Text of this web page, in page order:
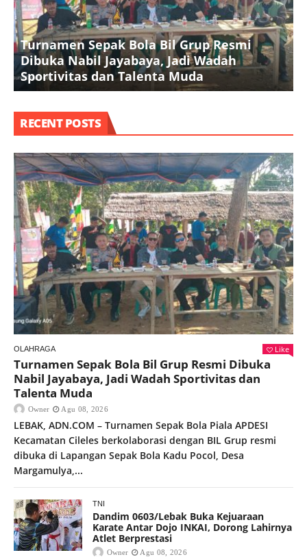
Turnamen Sepak Bola Bil Grup Resmi
Dibuka Nabil Jayabaya, Jadi Wadah
Sportivitas dan Talenta Muda
RECENT POSTS
OLAHRAGA Like
Turnamen Sepak Bola Bil Grup Resmi Dibuka
Nabil Jayabaya, Jadi Wadah Sportivitas dan
Talenta Muda
Owner Agu 08, 2026
LEBAK, ADN.COM – Turnamen Sepak Bola Piala APDESI
Kecamatan Cileles berkolaborasi dengan BIL Grup resmi
dibuka di Lapangan Sepak Bola Kadu Pocol, Desa
Margamulya,...
TNI
Dandim 0603/Lebak Buka Kejuaraan
Karate Antar Dojo INKAI, Dorong Lahirnya
Atlet Berprestasi
Owner Agu 08, 2026